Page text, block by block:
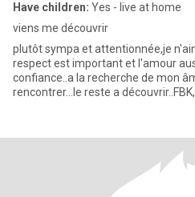
Have children: Yes - live at home
viens me découvrir
plutôt sympa et attentionnée,je
respect est important et l'amour
confiance..a la recherche de mon
rencontrer...le reste a